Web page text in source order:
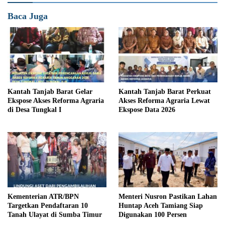
Baca Juga
Kantah Tanjab Barat Gelar
Ekspose Akses Reforma Agraria
di Desa Tungkal I
Kantah Tanjab Barat Perkuat
Akses Reforma Agraria Lewat
Ekspose Data 2026
Kementerian ATR/BPN
Targetkan Pendaftaran 10
Tanah Ulayat di Sumba Timur
Menteri Nusron Pastikan Lahan
Huntap Aceh Tamiang Siap
Digunakan 100 Persen